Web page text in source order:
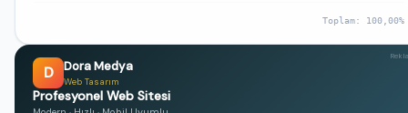
Toplam: 100,00%
D Dora Medya
Web Tasarım
Profesyonel Web Sitesi